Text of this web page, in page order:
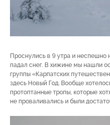
Проснулись в 9 утра и неспешно
падал снег. В хижине мы нашли
группы «Карпатских
здесь Новый Год. Вообще
протоптанные тропы, которые
не проваливались и были